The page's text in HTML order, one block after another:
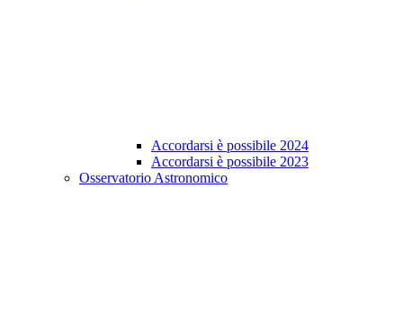
Accordarsi è possibile 2024
Accordarsi è possibile 2023
Osservatorio Astronomico